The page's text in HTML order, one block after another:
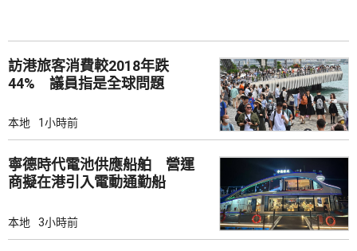
訪港旅客消費較2018年跌
44% 議員指是全球問題
本地 1小時前
寧德時代電池供應船舶 營運
商擬在港引入電動通勤船
本地 3小時前